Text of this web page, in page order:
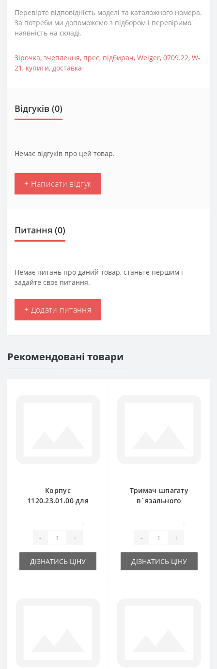
Перевірте відповідність моделі та каталожного номера.
За потреби ми допоможемо з підбором і перевіримо
наявність на складі.
Зірочка, зчеплення, прес, підбирач, Welger, 0709.22, W-
21, купити, доставка
Відгуків (0)
Немає відгуків про цей товар.
+ Написати відгук
Питання (0)
Немає питань про даний товар, станьте першим і
задайте своє питання.
+ Додати питання
Рекомендовані товари
Корпус
1120.23.01.00 для
- +
ДІЗНАТИСЬ ЦІНУ
Тримач шпагату
в`язального
Welger
- +
ДІЗНАТИСЬ ЦІНУ